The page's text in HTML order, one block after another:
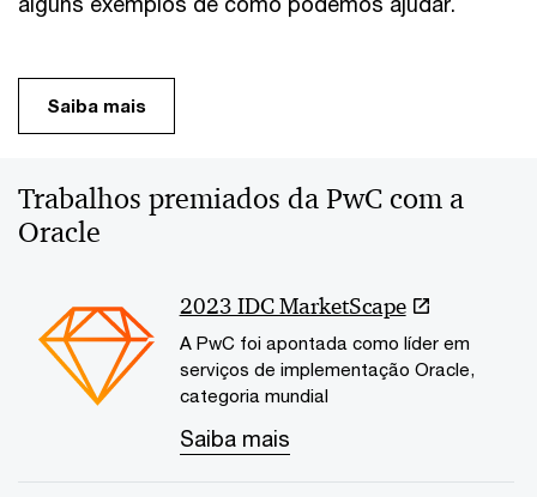
Saiba mais
Trabalhos premiados da PwC com a
Oracle
2023 IDC MarketScape
A PwC foi apontada como líder em
serviços de implementação Oracle,
categoria mundial
Saiba mais